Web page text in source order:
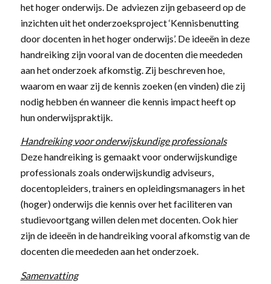
het hoger onderwijs. De adviezen zijn gebaseerd op de
inzichten uit het onderzoeksproject ‘Kennisbenutting
door docenten in het hoger onderwijs’. De ideeën in deze
handreiking zijn vooral van de docenten die meededen
aan het onderzoek afkomstig. Zij beschreven hoe,
waarom en waar zij de kennis zoeken (en vinden) die zij
nodig hebben én wanneer die kennis impact heeft op
hun onderwijspraktijk.
Handreiking voor onderwijskundige professionals
Deze handreiking is gemaakt voor onderwijskundige
professionals zoals onderwijskundig adviseurs,
docentopleiders, trainers en opleidingsmanagers in het
(hoger) onderwijs die kennis over het faciliteren van
studievoortgang willen delen met docenten. Ook hier
zijn de ideeën in de handreiking vooral afkomstig van de
docenten die meededen aan het onderzoek.
Samenvatting